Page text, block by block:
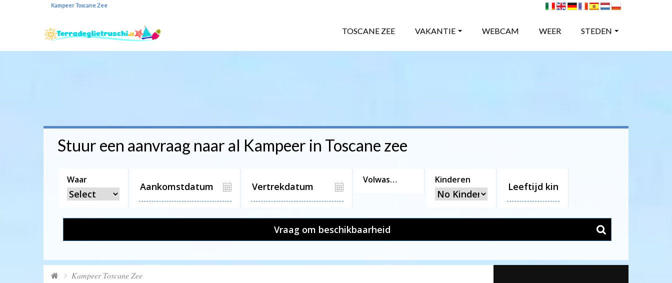
Kampeer Toscane Zee
TOSCANE ZEE VAKANTIE WEBCAM WEER STEDEN
Stuur een aanvraag naar al Kampeer in Toscane zee
Waar Volwassenen Kinderen
Vraag om beschikbaarheid
Kampeer Toscane Zee